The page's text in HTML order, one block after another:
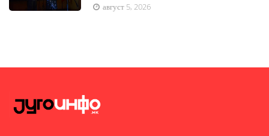
август 5, 2026